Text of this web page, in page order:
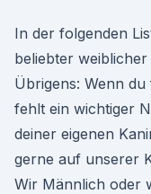
In der folgenden
beliebter
Übrigens: Wenn
fehlt ein wichtiger
deiner eigenen
gerne auf unserer
Wir Männlich oder